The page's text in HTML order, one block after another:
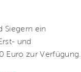
Siegern ein
und
Euro zur Verfügung.